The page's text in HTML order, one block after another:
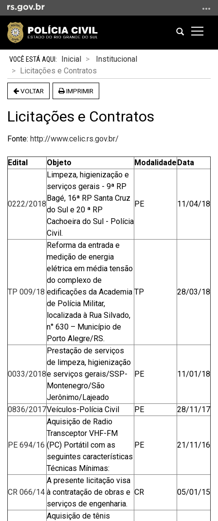
para
conteúdo
Ir
para
menu
para
busca
Abrir
Início
conteúdo
Inicial
Institucional
Licitações e Contratos
VOLTAR IMPRIMIR
Licitações e Contratos
Fonte: http://www.celic.rs.gov.br/
Edital Objeto ModalidadeData
0222/2018
Limpeza, higienização e
serviços gerais - 9ª RP
Bagé, 16ª RP Santa Cruz
do Sul e 20 ª RP
Cachoeira do Sul - Polícia
Civil.
PE 11/04/18
TP 009/18
Reforma da entrada e
medição de energia
elétrica em média tensão
do complexo de
edificações da Academia
de Polícia Militar,
localizada à Rua Silvado,
n° 630 – Município de
Porto Alegre/RS.
TP 28/03/18
0033/2018
Prestação de serviços
de limpeza, higienização
e serviços gerais/SSP-
Montenegro/São
Jerônimo/Lajeado
PE 11/01/18
0836/2017Veículos-Polícia Civil PE 28/11/17
PE 694/16
Aquisição de Radio
Transceptor VHF-FM
(PC) Portátil com as
seguintes características
Técnicas Mínimas:
PE 21/11/16
CR 066/14
A presente licitação visa
à contratação de obras e
serviços de engenharia.
CR 05/01/15
Aquisição de tênis